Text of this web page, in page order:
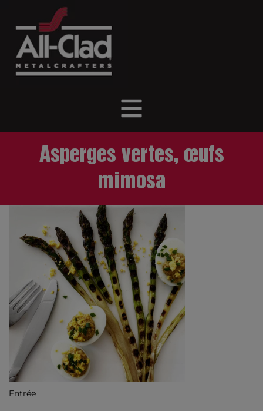
Asperges vertes, œufs
mimosa
Entrée